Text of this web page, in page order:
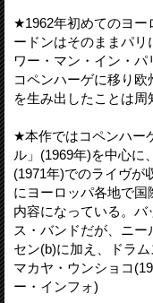
★1962年初めてのヨー
ードンはそのままパ
ワー・マン・イン・
コペンハーゲに移り
を生み出したことは周
★本作ではコペンハー
ル」(1969年)を中心に
(1971年)でのライヴが
にヨーロッパ各地で
内容になっている。バ
ス・バンドだが、ニ
セン(b)に加え、ドラ
マカヤ・ウンショコ
ー・インフォ)